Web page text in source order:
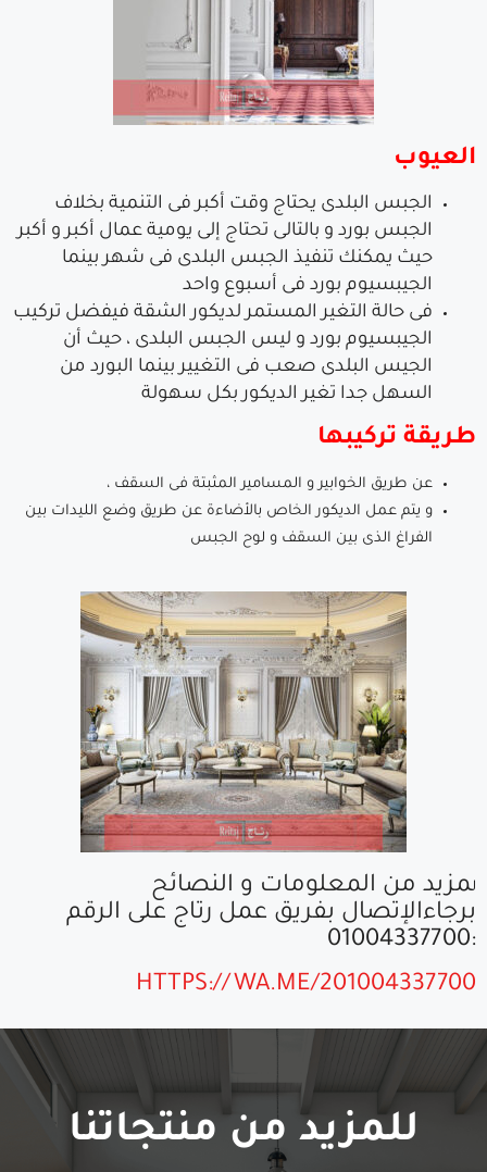
العيوب
الجبس البلدى يحتاج وقت أكبر فى التنمية بخلاف
الجبس بورد و بالتالى تحتاج إلى يومية عمال أكبر و أكبر
حيث يمكنك تنفيذ الجبس البلدى فى شهر بينما
الجيبسيوم بورد فى أسبوع واحد
فى حالة التغير المستمر لديكور الشقة فيفضل تركيب
الجيبسيوم بورد و ليس الجبس البلدى ، حيث أن
الجيس البلدى صعب فى التغيير بينما البورد من
السهل جدا تغير الديكور بكل سهولة
طريقة تركيبها
عن طريق الخوابير و المسامير المثبتة فى السقف ،
و يتم عمل الديكور الخاص بالأضاءة عن طريق وضع الليدات بين
الفراغ الذى بين السقف و لوح الجبس
لمزيد من المعلومات و النصائح
برجاءالإتصال بفريق عمل رتاج على الرقم
:01004337700
HTTPS://WA.ME/201004337700
للمزيد من منتجاتنا